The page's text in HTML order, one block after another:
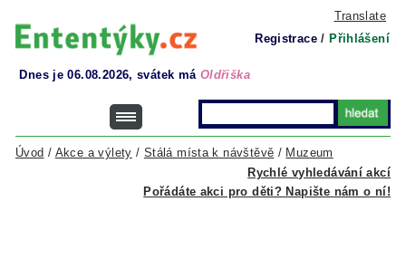
Translate
Registrace / Přihlášení
Dnes je 06.08.2026, svátek má Oldřiška
Rychlé vyhledávání akcí
Úvod / Akce a výlety / Stálá místa k návštěvě / Muzeum
Pořádáte akci pro děti? Napište nám o ní!